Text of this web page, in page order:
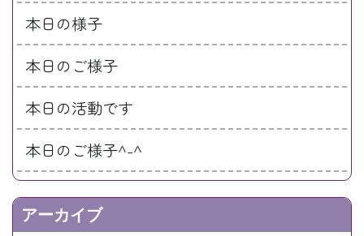
本日の様子
本日のご様子
本日の活動です
本日のご様子^-^
アーカイブ